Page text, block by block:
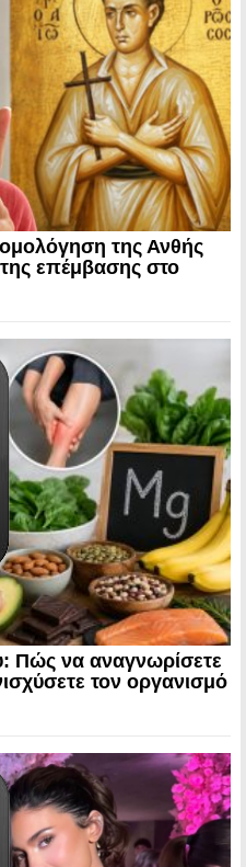
της Ανθής
επέμβασης στο
Πώς να αναγνωρίσετε
τον οργανισμό